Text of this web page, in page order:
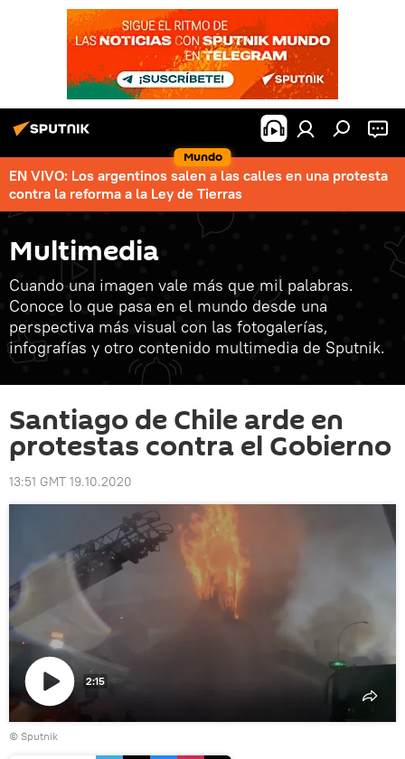
Mundo
EN VIVO: Los argentinos salen a las calles en una protesta
contra la reforma a la Ley de Tierras
Multimedia
Cuando una imagen vale más que mil palabras.
Conoce lo que pasa en el mundo desde una
perspectiva más visual con las fotogalerías,
infografías y otro contenido multimedia de Sputnik.
Santiago de Chile arde en
protestas contra el Gobierno
13:51 GMT 19.10.2020
Reproducir
vídeo
2:15
© Sputnik